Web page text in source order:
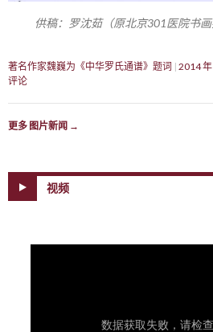
供稿：罗沈茹（原北京301医院书
著名作家魏巍为《中华罗氏通谱》题词 2014 年
评论
更多 图片新闻 →
视频